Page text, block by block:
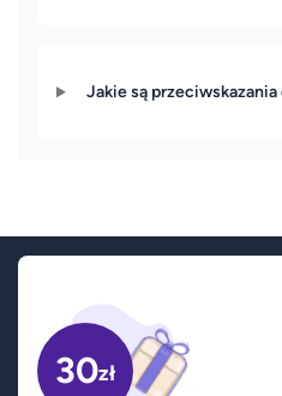
Jakie są
30zł